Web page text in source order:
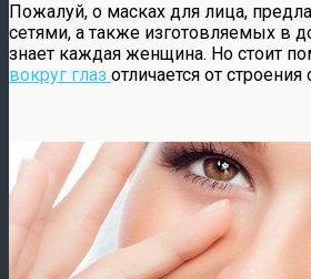
Пожалуй, о масках для лица,
сетями, а также изготовляемых в
знает каждая женщина. Но стоит
вокруг глаз отличается от